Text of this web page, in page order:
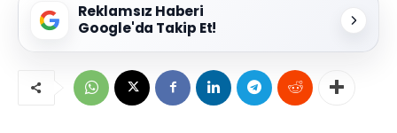
Reklamsız Haberi
Google'da Takip Et!